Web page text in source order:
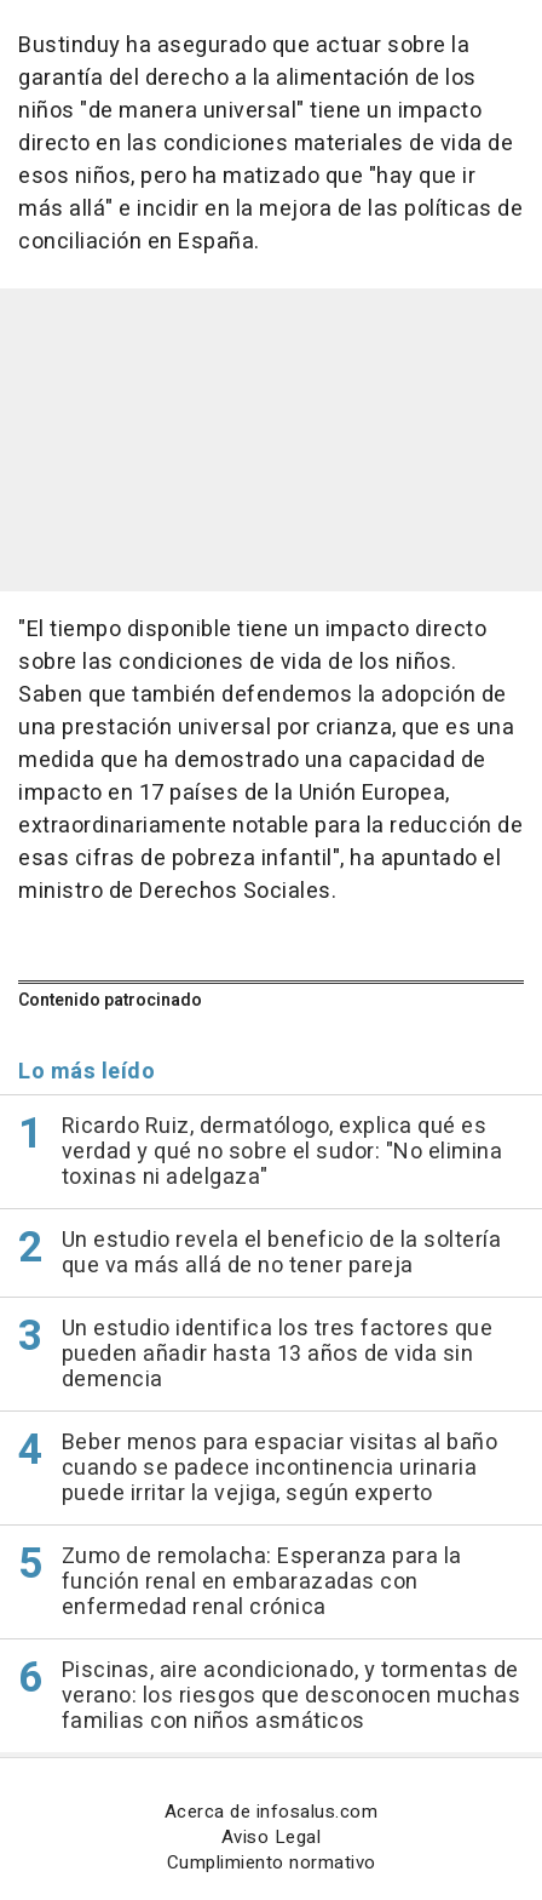
Bustinduy ha asegurado que actuar sobre la
garantía del derecho a la alimentación de los
niños "de manera universal" tiene un impacto
directo en las condiciones materiales de vida de
esos niños, pero ha matizado que "hay que ir
más allá" e incidir en la mejora de las políticas de
conciliación en España.
"El tiempo disponible tiene un impacto directo
sobre las condiciones de vida de los niños.
Saben que también defendemos la adopción de
una prestación universal por crianza, que es una
medida que ha demostrado una capacidad de
impacto en 17 países de la Unión Europea,
extraordinariamente notable para la reducción de
esas cifras de pobreza infantil", ha apuntado el
ministro de Derechos Sociales.
Contenido patrocinado
Lo más leído
Ricardo Ruiz, dermatólogo, explica qué es
verdad y qué no sobre el sudor: "No elimina
toxinas ni adelgaza"
Un estudio revela el beneficio de la soltería
que va más allá de no tener pareja
Un estudio identifica los tres factores que
pueden añadir hasta 13 años de vida sin
demencia
Beber menos para espaciar visitas al baño
cuando se padece incontinencia urinaria
puede irritar la vejiga, según experto
Zumo de remolacha: Esperanza para la
función renal en embarazadas con
enfermedad renal crónica
Piscinas, aire acondicionado, y tormentas de
verano: los riesgos que desconocen muchas
familias con niños asmáticos
Acerca de infosalus.com
Aviso Legal
Cumplimiento normativo